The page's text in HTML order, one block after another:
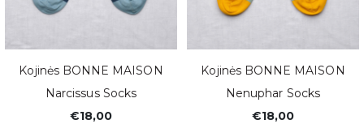
Kojinės BONNE MAISON
Narcissus Socks
€18,00
Kojinės BONNE MAISON
Nenuphar Socks
€18,00